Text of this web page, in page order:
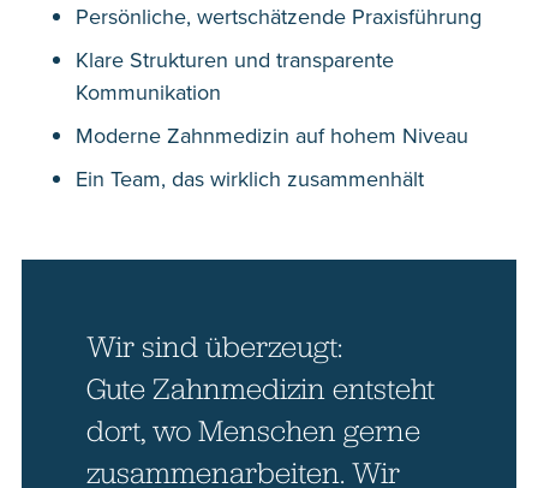
Persönliche, wertschätzende Praxisführung
Klare Strukturen und transparente
Kommunikation
Moderne Zahnmedizin auf hohem Niveau
Ein Team, das wirklich zusammenhält
Wir sind überzeugt:
Gute Zahn­medizin entsteht
dort, wo Menschen gerne
zusammen­arbeiten. Wir